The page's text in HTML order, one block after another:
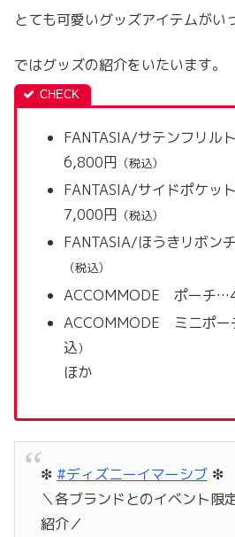
とても可愛いグッズアイテムがい
ではグッズの紹介をいたいます。
FANTASIA/サテンフリル
6,800円 （税込）
FANTASIA/サイドポケッ
7,000円 （税込）
FANTASIA/ほうきリボン
（税込）
ACCOMMODE ポーチ
ACCOMMODE ミニポ
込）
ほか
❇ #ディズニーイマーシブ❇
＼各ブランドとのイベント限
紹介／